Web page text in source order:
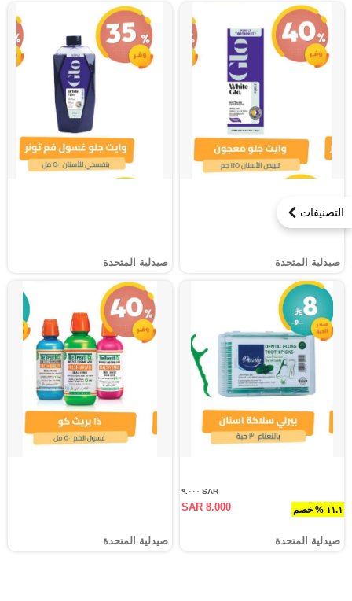
التصنيفات
صيدلية المتحدة صيدلية المتحدة
١١.١ % خصم
SAR ٩.٠٠٠
SAR 8.000
صيدلية المتحدة صيدلية المتحدة